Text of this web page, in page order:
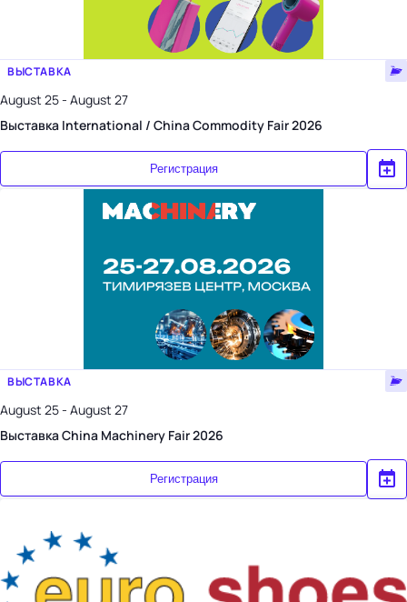
ВЫСТАВКА
August 25 - August 27
Выставка International / China Commodity Fair 2026
Регистрация
ВЫСТАВКА
August 25 - August 27
Выставка China Machinery Fair 2026
Регистрация